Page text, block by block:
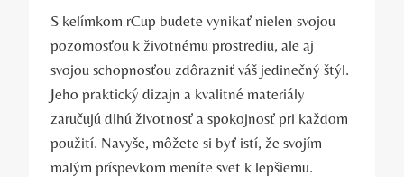
S kelímkom rCup budete vynikať nielen svojou
pozornosťou k životnému prostrediu, ale aj
svojou schopnosťou zdôrazniť váš jedinečný štýl.
Jeho praktický dizajn a kvalitné materiály
zaručujú dlhú životnosť a spokojnosť pri každom
použití. Navyše, môžete si byť istí, že svojím
malým príspevkom meníte svet k lepšiemu.